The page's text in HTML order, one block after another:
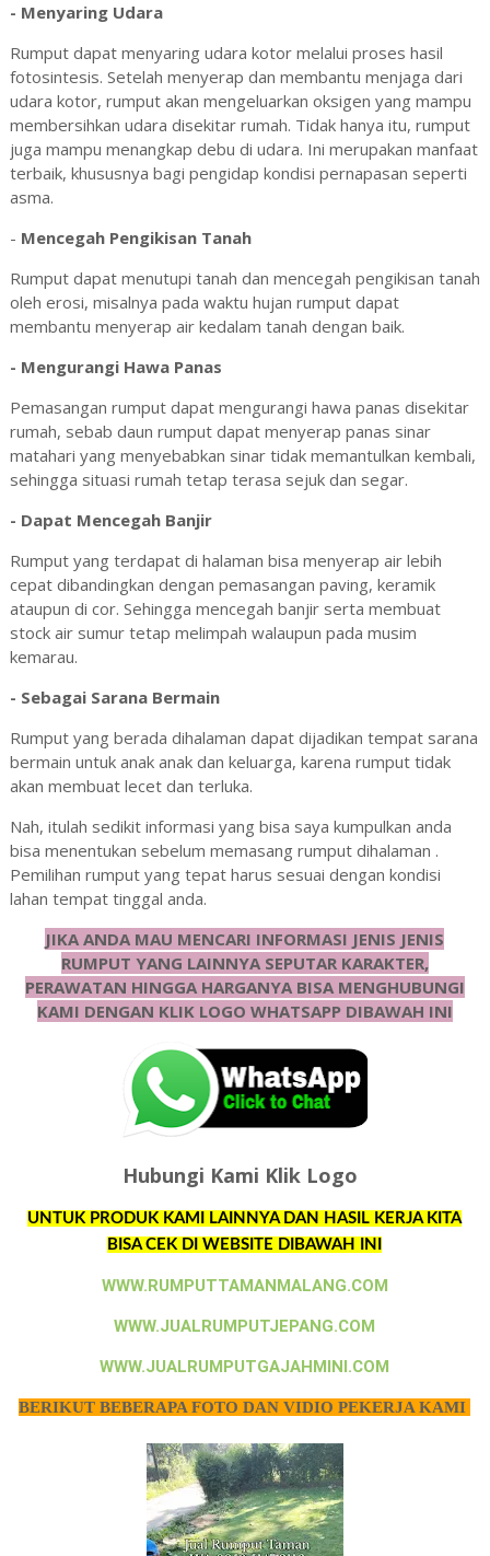
- Menyaring Udara
Rumput dapat menyaring udara kotor melalui proses hasil
fotosintesis. Setelah menyerap dan membantu menjaga dari
udara kotor, rumput akan mengeluarkan oksigen yang mampu
membersihkan udara disekitar rumah. Tidak hanya itu, rumput
juga mampu menangkap debu di udara. Ini merupakan manfaat
terbaik, khususnya bagi pengidap kondisi pernapasan seperti
asma.
- Mencegah Pengikisan Tanah
Rumput dapat menutupi tanah dan mencegah pengikisan tanah
oleh erosi, misalnya pada waktu hujan rumput dapat
membantu menyerap air kedalam tanah dengan baik.
- Mengurangi Hawa Panas
Pemasangan rumput dapat mengurangi hawa panas disekitar
rumah, sebab daun rumput dapat menyerap panas sinar
matahari yang menyebabkan sinar tidak memantulkan kembali,
sehingga situasi rumah tetap terasa sejuk dan segar.
- Dapat Mencegah Banjir
Rumput yang terdapat di halaman bisa menyerap air lebih
cepat dibandingkan dengan pemasangan paving, keramik
ataupun di cor. Sehingga mencegah banjir serta membuat
stock air sumur tetap melimpah walaupun pada musim
kemarau.
- Sebagai Sarana Bermain
Rumput yang berada dihalaman dapat dijadikan tempat sarana
bermain untuk anak anak dan keluarga, karena rumput tidak
akan membuat lecet dan terluka.
Nah, itulah sedikit informasi yang bisa saya kumpulkan anda
bisa menentukan sebelum memasang rumput dihalaman .
Pemilihan rumput yang tepat harus sesuai dengan kondisi
lahan tempat tinggal anda.
JIKA ANDA MAU MENCARI INFORMASI JENIS JENIS
RUMPUT YANG LAINNYA SEPUTAR KARAKTER,
PERAWATAN HINGGA HARGANYA BISA MENGHUBUNGI
KAMI DENGAN KLIK LOGO WHATSAPP DIBAWAH INI
Hubungi Kami Klik Logo
UNTUK PRODUK KAMI LAINNYA DAN HASIL KERJA KITA
BISA CEK DI WEBSITE DIBAWAH INI
WWW.RUMPUTTAMANMALANG.COM
WWW.JUALRUMPUTJEPANG.COM
WWW.JUALRUMPUTGAJAHMINI.COM
BERIKUT BEBERAPA FOTO DAN VIDIO PEKERJA KAMI